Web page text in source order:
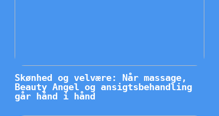
Skønhed og velvære: Når massage,
Beauty Angel og ansigtsbehandling
går hånd i hånd